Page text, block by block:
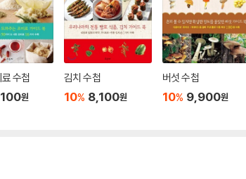
수첩
원
김치 수첩
10% 8,100원
버섯 수첩
10% 9,900원